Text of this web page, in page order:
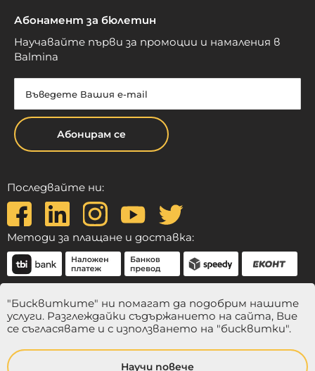
Абонамент за бюлетин
Научавайте първи за промоции и намаления в
Balmina
Абонирам се
Последвайте ни:
Методи за плащане и доставка:
"Бисквитките" ни помагат да подобрим нашите
услуги. Разглеждайки съдържанието на сайта, Вие
се съгласявате и с използването на "бисквитки".
Научи повече